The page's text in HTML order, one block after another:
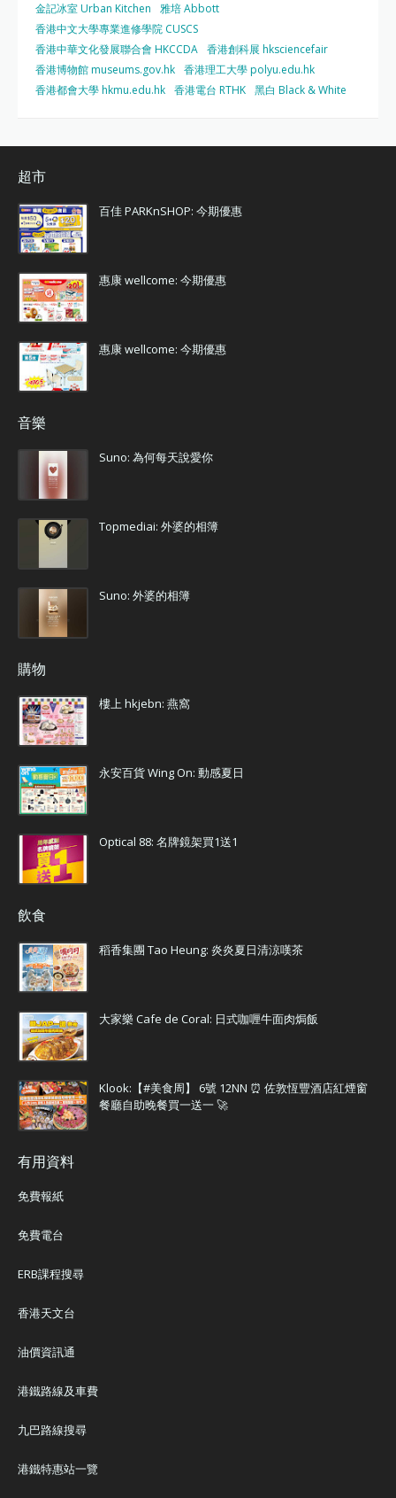
金記冰室 Urban Kitchen
雅培 Abbott
香港中文大學專業進修學院 CUSCS
香港中華文化發展聯合會 HKCCDA 香港創科展 hksciencefair
香港博物館 museums.gov.hk 香港理工大學 polyu.edu.hk
香港都會大學 hkmu.edu.hk 香港電台 RTHK 黑白 Black & White
超市
百佳 PARKnSHOP: 今期優惠
惠康 wellcome: 今期優惠
惠康 wellcome: 今期優惠
音樂
Suno: 為何每天說愛你
Topmediai: 外婆的相簿
Suno: 外婆的相簿
購物
樓上 hkjebn: 燕窩
永安百貨 Wing On: 動感夏日
Optical 88: 名牌鏡架買1送1
飲食
稻香集團 Tao Heung: 炎炎夏日清涼嘆茶
大家樂 Cafe de Coral: 日式咖喱牛面肉焗飯
Klook:【#美食周】 6號 12NN ⏰ 佐敦恆豐酒店紅煙窗
餐廳自助晚餐買一送一 🚀
有用資料
免費報紙
免費電台
ERB課程搜尋
香港天文台
油價資訊通
港鐵路線及車費
九巴路線搜尋
港鐵特惠站一覽